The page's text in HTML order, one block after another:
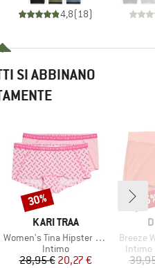
4,8( 18)
SI ABBINANO
MARCHIO
KARI TRAA
Articolo
Women's Tina Hipster 2-Pack
Gruppo di prodotti
Intimo
Prezzo
28,95 €Prezzo ridotto
20,27 €
Sconto
30%
Articolo
Breeze
Intimo